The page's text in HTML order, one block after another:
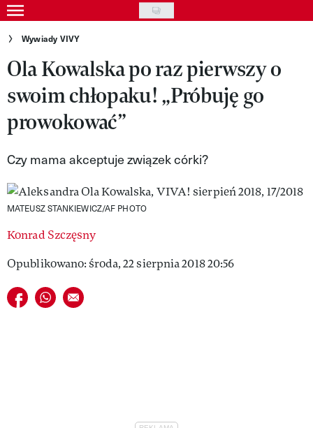
Skip
to
content
Gwiazdy
Ludzie
Moda
Uroda
Styl życia
Kultura
Wideo
Nasze akcje
VIVA!ART
VIVA!MODA
Wywiady VIVY
Ola Kowalska po raz pierwszy o
swoim chłopaku! „Próbuję go
prowokować”
Czy mama akceptuje związek córki?
MATEUSZ STANKIEWICZ/AF PHOTO
Konrad Szczęsny
Opublikowano: środa, 22 sierpnia 2018 20:56
Udostępnij na facebook
Udostępnij na whatsapp
E-mail do przyjaciela